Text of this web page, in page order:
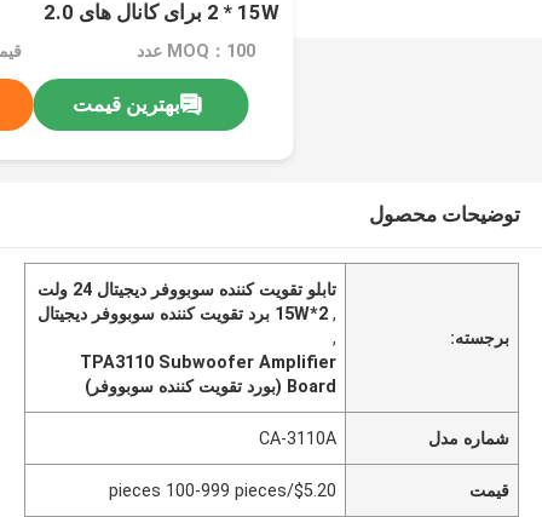
2 * 15W برای کانال های 2.0
MOQ：100 عدد
بهترین قیمت
توضیحات محصول
برجسته:
تابلو تقویت کننده سوبووفر دیجیتال 24 ولت
,2*15W برد تقویت کننده سوبووفر دیجیتال
,
TPA3110 Subwoofer Amplifier
Board (بورد تقویت کننده سوبووفر)
شماره مدل CA-3110A
قیمت $5.20/pieces 100-999 pieces